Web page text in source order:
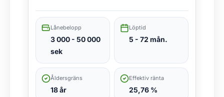
Lånebelopp
3 000 - 50 000
sek
Löptid
5 - 72 mån.
Åldersgräns
18 år
Effektiv ränta
25,76 %